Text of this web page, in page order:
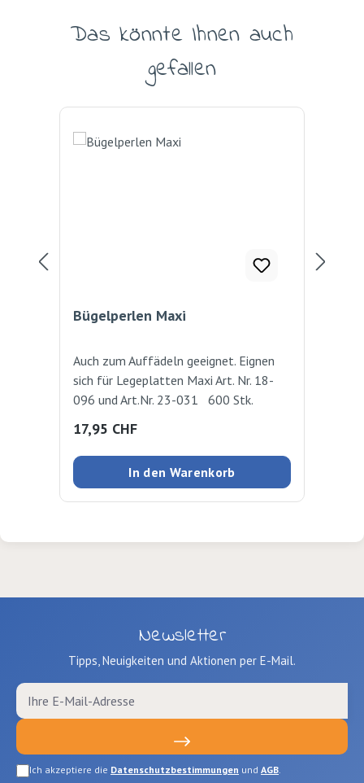
Produktgalerie überspringen
Das könnte Ihnen auch
gefallen
Bügelperlen Maxi
Auch zum Auffädeln geeignet. Eignen
sich für Legeplatten Maxi Art. Nr. 18-
096 und Art.Nr. 23-031 600 Stk.
Regulärer Preis:
17,95 CHF
In den Warenkorb
Newsletter
Tipps, Neuigkeiten und Aktionen per E-Mail.
Ich akzeptiere die Datenschutzbestimmungen und AGB.